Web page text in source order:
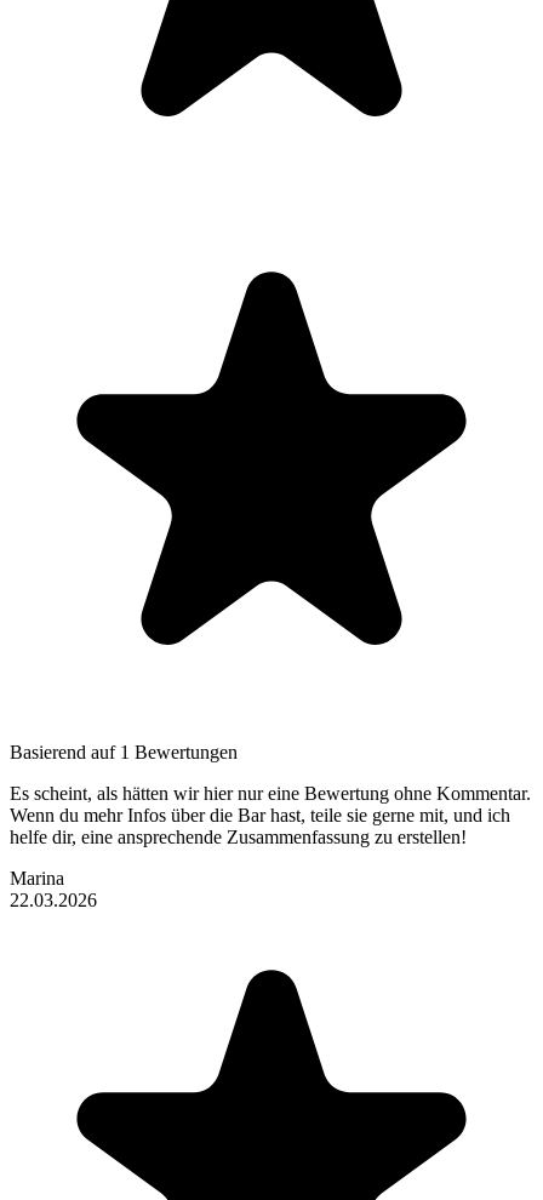
Basierend auf 1 Bewertungen
Es scheint, als hätten wir hier nur eine Bewertung ohne Kommentar.
Wenn du mehr Infos über die Bar hast, teile sie gerne mit, und ich
helfe dir, eine ansprechende Zusammenfassung zu erstellen!
Marina
22.03.2026